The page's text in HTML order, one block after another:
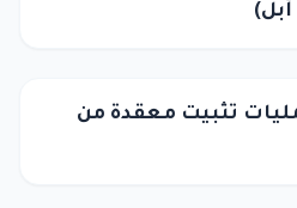
أبل)
تثبيت معقدة من